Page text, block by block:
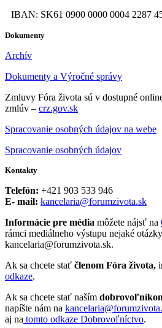
IBAN: SK61 0900 0000 0004 2287
Dokumenty
Archív
Dokumenty a Výročné správy
Zmluvy Fóra života sú v dostupné
zmlúv – crz.gov.sk
Spracovanie osobných údajov na webe
Spracovanie osobných údajov
Kontakty
Telefón: +421 903 533 946
E- mail: kancelaria@forumzivota.sk
Informácie pre média môžete nájsť na
rámci mediálneho výstupu nejaké
kancelaria@forumzivota.sk.
Ak sa chcete stať členom Fóra života,
odkaze.
Ak sa chcete stať naším
napíšte nám na
aj na tomto odkaze Dobrovoľníctvo.